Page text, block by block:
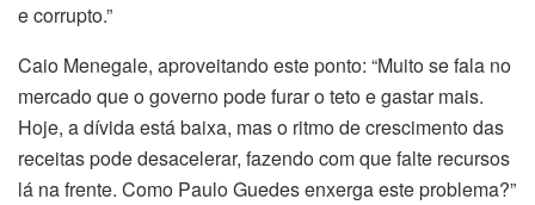
e corrupto.”
Caio Menegale, aproveitando este ponto: “Muito se fala no
mercado que o governo pode furar o teto e gastar mais.
Hoje, a dívida está baixa, mas o ritmo de crescimento das
receitas pode desacelerar, fazendo com que falte recursos
lá na frente. Como Paulo Guedes enxerga este problema?”